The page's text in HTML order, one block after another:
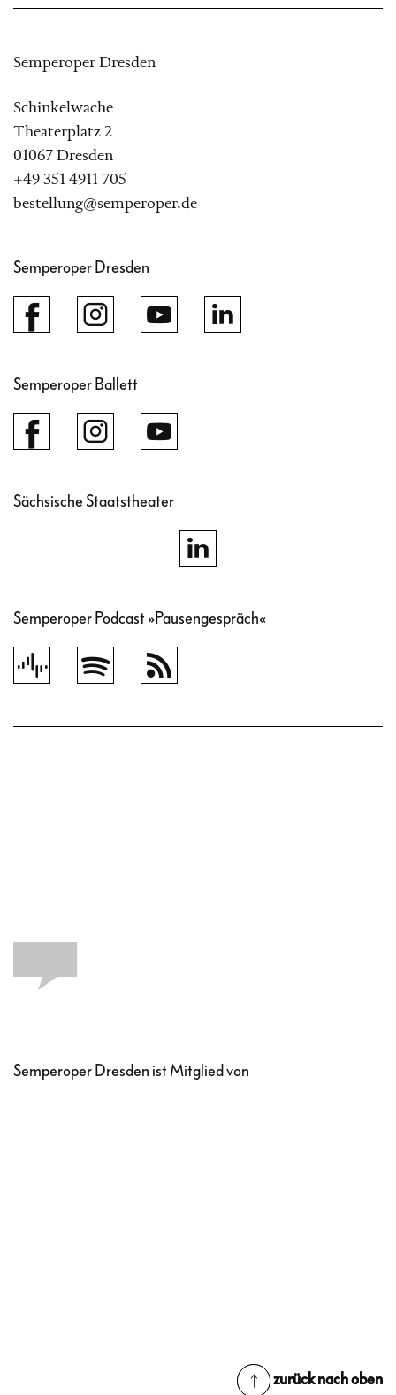
zurück nach oben
zurück nach oben
Semperoper Dresden
Schinkelwache
Theaterplatz 2
01067 Dresden
+49 351 4911 705
bestellung@semperoper.de
Semperoper Dresden
Semperoper Ballett
Sächsische Staatstheater
Semperoper Podcast »Pausengespräch«
Semperoper Dresden ist Mitglied von